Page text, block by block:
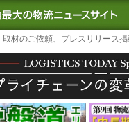
TODAY｜国内最
取材のご依頼、プレスリリース